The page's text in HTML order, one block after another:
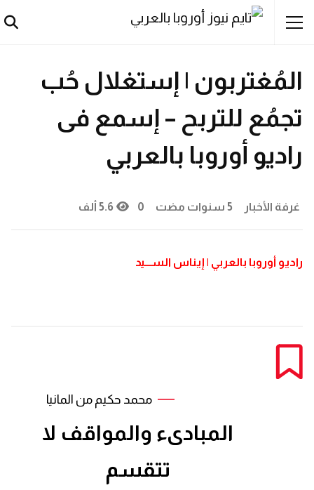
المُغتربون | إستغلال حُب
تجمُع للتربح – إسمع فى
راديو أوروبا بالعربي
غرفة الأخبار 5 سنوات مضت 0 5.6 ألف
راديو أوروبا بالعربي | إيناس الســـيد
محمد حكيم من المانيا
المبادىء والمواقف لا
تتقسم